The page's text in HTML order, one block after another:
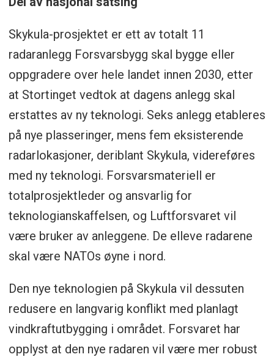
Skykula-prosjektet er ett av totalt 11
radaranlegg Forsvarsbygg skal bygge eller
oppgradere over hele landet innen 2030, etter
at Stortinget vedtok at dagens anlegg skal
erstattes av ny teknologi. Seks anlegg etableres
på nye plasseringer, mens fem eksisterende
radarlokasjoner, deriblant Skykula, videreføres
med ny teknologi. Forsvarsmateriell er
totalprosjektleder og ansvarlig for
teknologianskaffelsen, og Luftforsvaret vil
være bruker av anleggene. De elleve radarene
skal være NATOs øyne i nord.
Den nye teknologien på Skykula vil dessuten
redusere en langvarig konflikt med planlagt
vindkraftutbygging i området. Forsvaret har
opplyst at den nye radaren vil være mer robust